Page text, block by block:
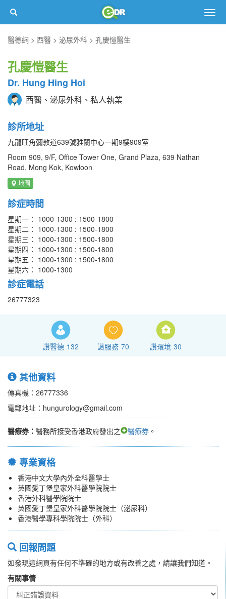
醫德網
西醫 泌尿外科 孔慶愷醫生
孔慶愷醫生
Dr. Hung Hing Hoi
西醫、泌尿外科、私人執業
診所地址
九龍旺角彌敦道639號雅蘭中心一期9樓909室
Room 909, 9/F, Office Tower One, Grand Plaza, 639 Nathan
Road, Mong Kok, Kowloon
地圖
診症時間
星期一： 1000-1300 : 1500-1800
星期二： 1000-1300 : 1500-1800
星期三： 1000-1300 : 1500-1800
星期四： 1000-1300 : 1500-1800
星期五： 1000-1300 : 1500-1800
星期六： 1000-1300
診症電話
26777323
讚醫德 132 讚服務 70 讚環境 30
其他資料
傳真機：26777336
電郵地址：hungurology@gmail.com
醫療券： 醫務所接受香港政府發出之 醫療券 。
專業資格
香港中文大學內外全科醫學士
英國愛丁堡皇家外科醫學院院士
香港外科醫學院院士
英國愛丁堡皇家外科醫學院院士（泌尿科）
香港醫學專科學院院士（外科）
回報問題
如發現這網頁有任何不準確的地方或有改善之處，請讓我們知道。
有關事情